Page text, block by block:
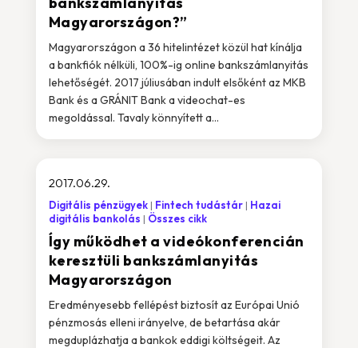
Magyarországon?”
Magyarországon a 36 hitelintézet közül hat kínálja
a bankfiók nélküli, 100%-ig online bankszámlanyitás
lehetőségét. 2017 júliusában indult elsőként az MKB
Bank és a GRÁNIT Bank a videochat-es
megoldással. Tavaly könnyített a...
Így működhet a videókonferencián
keresztüli bankszámlanyitás
Magyarországon
2017.06.29.
Digitális pénzügyek Fintech tudástár
Hazai
digitális bankolás
Összes cikk
Eredményesebb fellépést biztosít az Európai Unió
pénzmosás elleni irányelve, de betartása akár
megduplázhatja a bankok eddigi költségeit. Az